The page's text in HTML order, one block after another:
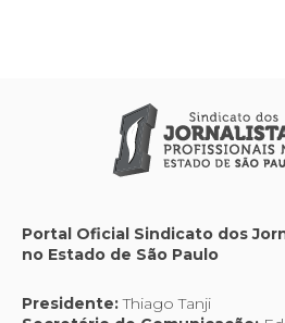
Portal Oficial Sindicato dos
no Estado de São Paulo
Presidente:Thiago Tanji